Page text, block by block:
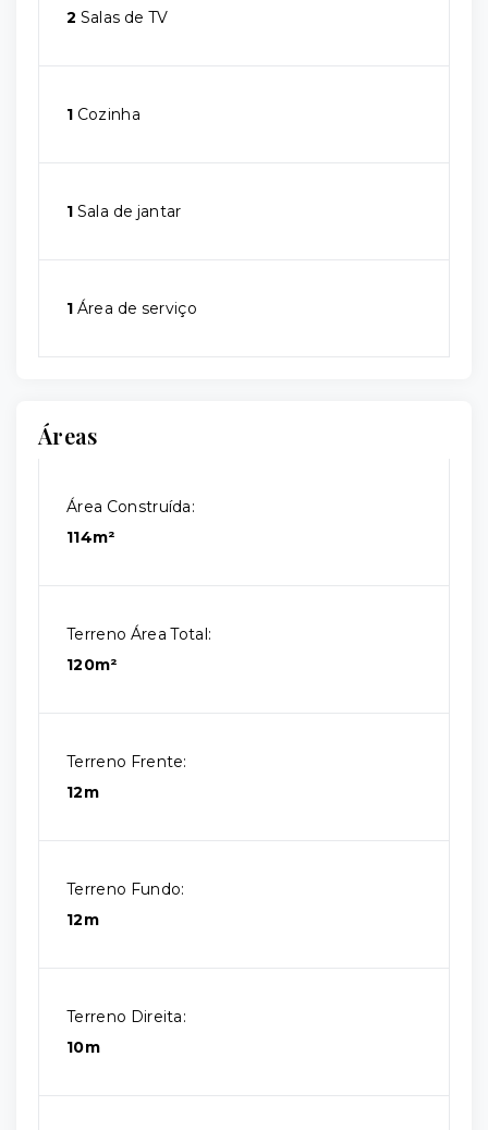
2 Salas de TV
1 Cozinha
1 Sala de jantar
1 Área de serviço
Áreas
Área Construída:
114m²
Terreno Área Total:
120m²
Terreno Frente:
12m
Terreno Fundo:
12m
Terreno Direita:
10m